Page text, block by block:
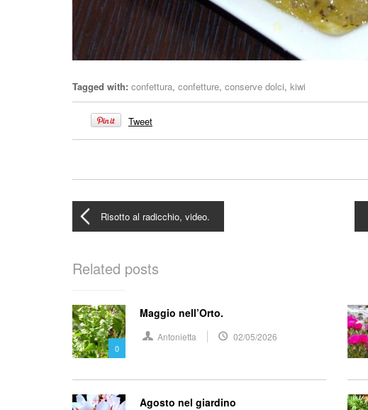
Tagged with: confettura, confetture, conserve dolci, kiwi
Tweet
Risotto al radicchio, video.
Related posts
0
Maggio nell’Orto.
Antonietta 02/05/2026
Agosto nel giardino